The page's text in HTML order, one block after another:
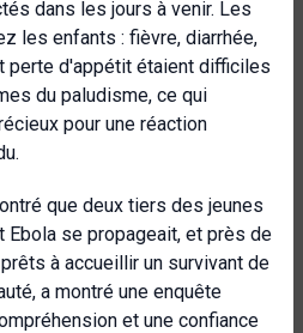
dans les jours à venir. Les
les enfants : fièvre, diarrhée,
perte d'appétit étaient difficiles
du paludisme, ce qui
pour une réaction
que deux tiers des jeunes
Ebola se propageait, et près de
à accueillir un survivant de
a montré une enquête
et une confiance